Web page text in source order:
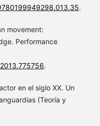
.
movement:
Performance
.
en el siglo XX. Un
(Teoría y